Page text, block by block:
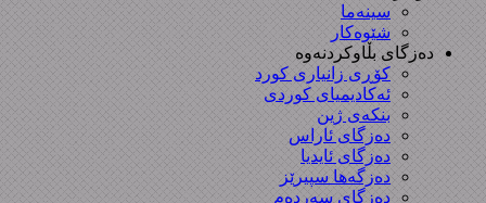
سینەما
شێوەکار
دەزگای بڵاوکردنەوە
کۆڕی زانیاری کورد
ئەکادیمیای کوردی
بنکەی ژین
دەزگای ئاراس
دەزگای ئایدیا
دەزگەها سپیرێز
دەزگای سەردەم